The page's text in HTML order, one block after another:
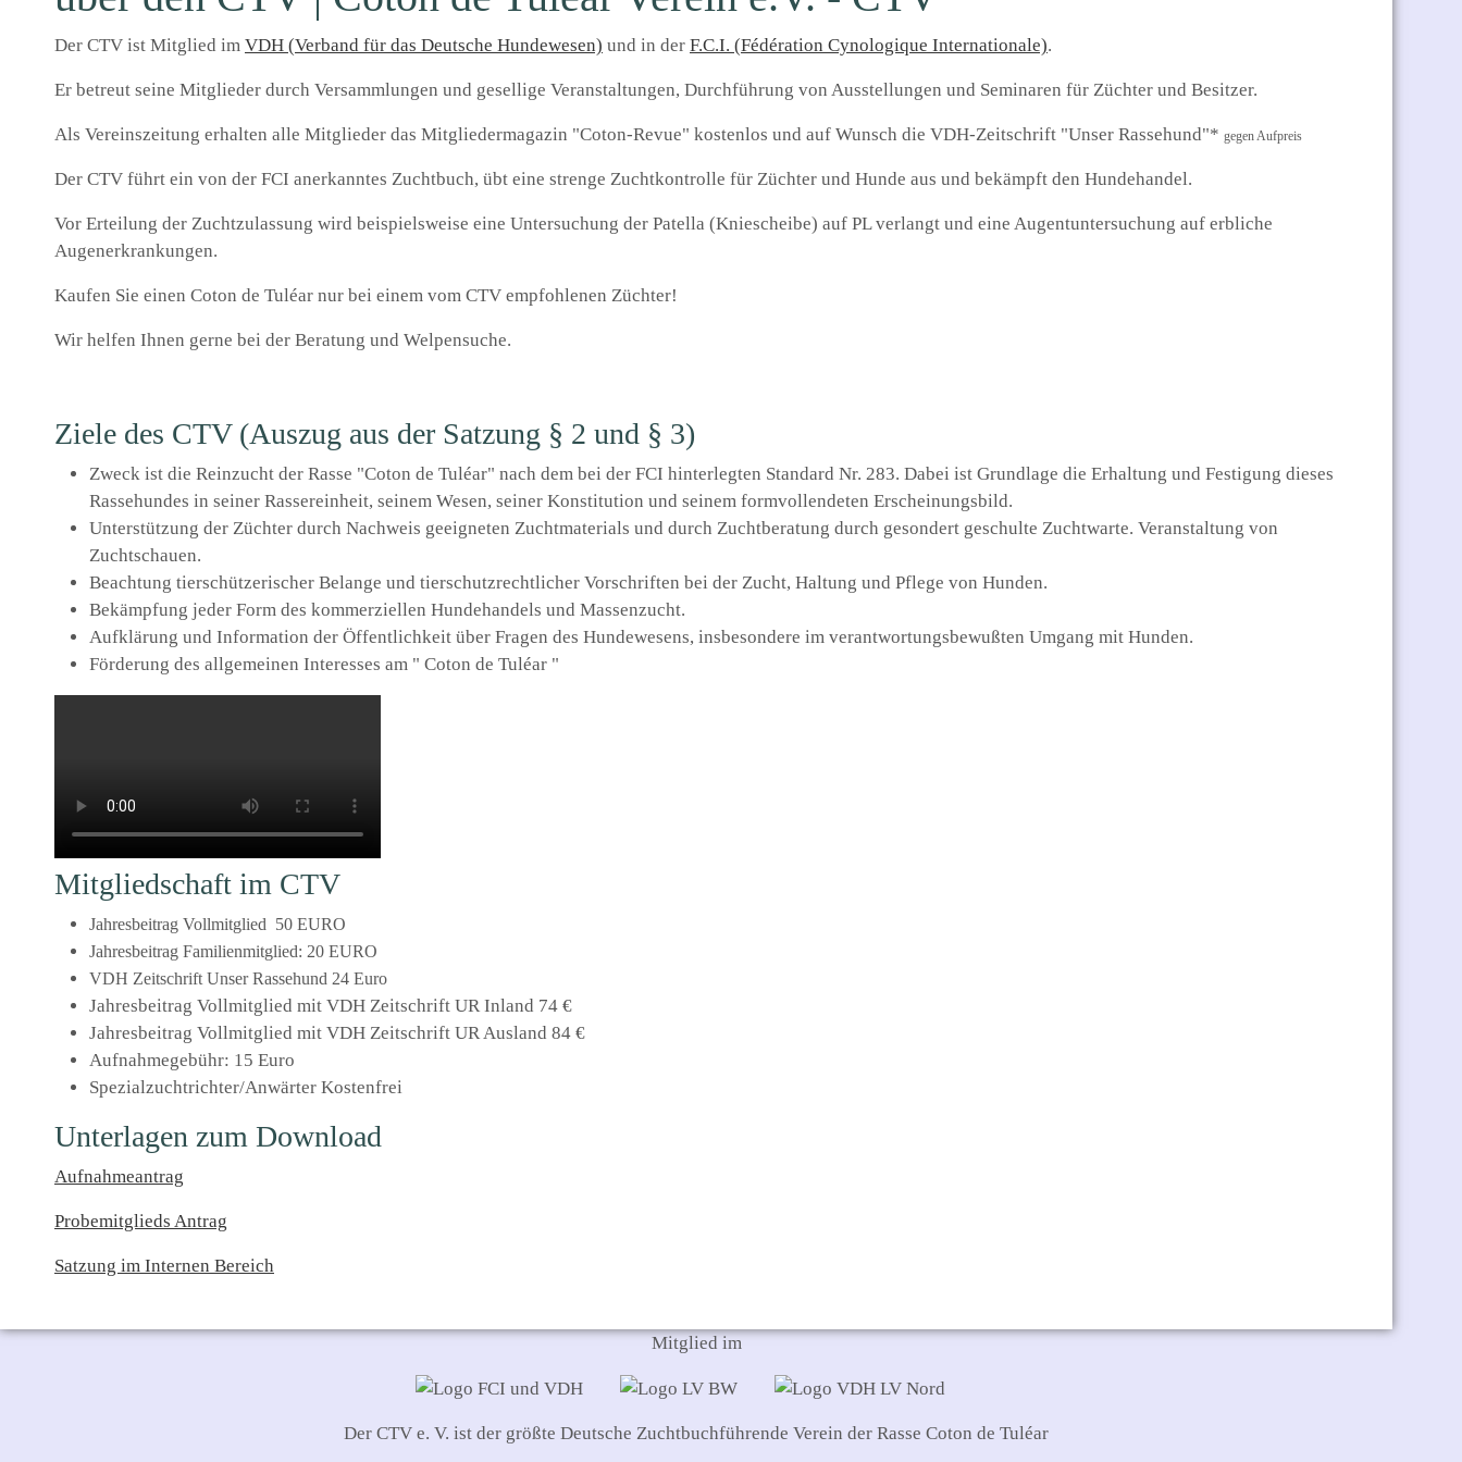
Der CTV ist Mitglied im VDH (Verband für das Deutsche Hundewesen) und in der F.C.I. (Fédération Cynologique Internationale).
Er betreut seine Mitglieder durch Versammlungen und gesellige Veranstaltungen, Durchführung von Ausstellungen und Seminaren für Züchter und Besitzer.
Als Vereinszeitung erhalten alle Mitglieder das Mitgliedermagazin "Coton-Revue" kostenlos und auf Wunsch die VDH-Zeitschrift "Unser Rassehund"* gegen Aufpreis
Der CTV führt ein von der FCI anerkanntes Zuchtbuch, übt eine strenge Zuchtkontrolle für Züchter und Hunde aus und bekämpft den Hundehandel.
Vor Erteilung der Zuchtzulassung wird beispielsweise eine Untersuchung der Patella (Kniescheibe) auf PL verlangt und eine Augentuntersuchung auf erbliche
Augenerkrankungen.
Kaufen Sie einen Coton de Tuléar nur bei einem vom CTV empfohlenen Züchter!
Wir helfen Ihnen gerne bei der Beratung und Welpensuche.
Ziele des CTV (Auszug aus der Satzung § 2 und § 3)
Zweck ist die Reinzucht der Rasse "Coton de Tuléar" nach dem bei der FCI hinterlegten Standard Nr. 283. Dabei ist Grundlage die Erhaltung und Festigung dieses
Rassehundes in seiner Rassereinheit, seinem Wesen, seiner Konstitution und seinem formvollendeten Erscheinungsbild.
Unterstützung der Züchter durch Nachweis geeigneten Zuchtmaterials und durch Zuchtberatung durch gesondert geschulte Zuchtwarte. Veranstaltung von
Zuchtschauen.
Beachtung tierschützerischer Belange und tierschutzrechtlicher Vorschriften bei der Zucht, Haltung und Pflege von Hunden.
Bekämpfung jeder Form des kommerziellen Hundehandels und Massenzucht.
Aufklärung und Information der Öffentlichkeit über Fragen des Hundewesens, insbesondere im verantwortungsbewußten Umgang mit Hunden.
Förderung des allgemeinen Interesses am " Coton de Tuléar "
Mitgliedschaft im CTV
Jahresbeitrag Vollmitglied 50 EURO
Jahresbeitrag Familienmitglied: 20 EURO
VDH Zeitschrift Unser Rassehund 24 Euro
Jahresbeitrag Vollmitglied mit VDH Zeitschrift UR Inland 74 €
Jahresbeitrag Vollmitglied mit VDH Zeitschrift UR Ausland 84 €
Aufnahmegebühr: 15 Euro
Spezialzuchtrichter/Anwärter Kostenfrei
Unterlagen zum Download
Aufnahmeantrag
Probemitglieds Antrag
Satzung im Internen Bereich
Mitglied im
Der CTV e. V. ist der größte Deutsche Zuchtbuchführende Verein der Rasse Coton de Tuléar